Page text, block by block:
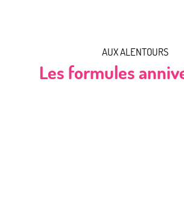
AUX ALENTOURS
Les formules